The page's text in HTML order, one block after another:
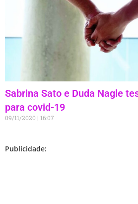
Sabrina Sato e Duda Nagle
para covid-19
09/11/2020 16:07
Publicidade: